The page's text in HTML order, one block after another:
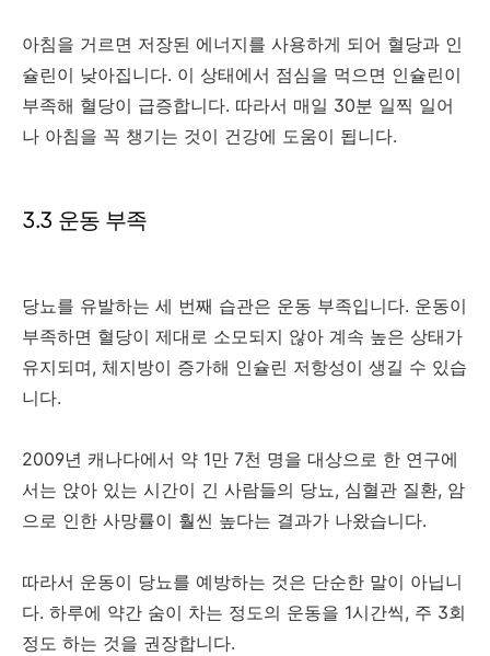
아침을 거르면 저장된 에너지를 사용하게 되어 혈당과 인
슐린이 낮아집니다. 이 상태에서 점심을 먹으면 인슐린이
부족해 혈당이 급증합니다. 따라서 매일 30분 일찍 일어
나 아침을 꼭 챙기는 것이 건강에 도움이 됩니다.
3.3 운동 부족
당뇨를 유발하는 세 번째 습관은 운동 부족입니다. 운동이
부족하면 혈당이 제대로 소모되지 않아 계속 높은 상태가
유지되며, 체지방이 증가해 인슐린 저항성이 생길 수 있습
니다.
2009년 캐나다에서 약 1만 7천 명을 대상으로 한 연구에
서는 앉아 있는 시간이 긴 사람들의 당뇨, 심혈관 질환, 암
으로 인한 사망률이 훨씬 높다는 결과가 나왔습니다.
따라서 운동이 당뇨를 예방하는 것은 단순한 말이 아닙니
다. 하루에 약간 숨이 차는 정도의 운동을 1시간씩, 주 3회
정도 하는 것을 권장합니다.